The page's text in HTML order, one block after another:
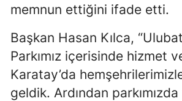
memnun ettiğini ifade etti.
Başkan Hasan Kılca,
Parkımız içerisinde hizmet
Karatay’da
geldik. Ardından